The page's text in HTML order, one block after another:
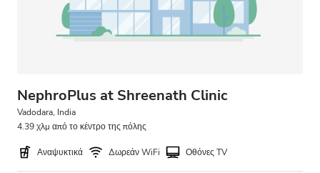
NephroPlus at Shreenath Clinic
Vadodara, India
4.39 χλμ από το κέντρο της πόλης
Αναψυκτικά Δωρεάν WiFi Οθόνες TV